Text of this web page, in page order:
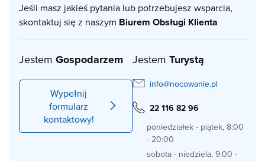
Jeśli masz jakieś pytania lub potrzebujesz wsparcia,
skontaktuj się z naszym Biurem Obsługi Klienta
Jestem Gospodarzem
Wypełnij
formularz
kontaktowy!
Jestem Turystą
info@nocowanie.pl
22 116 82 96
poniedziałek - piątek, 8:00
- 20:00
sobota - niedziela, 9:00 -